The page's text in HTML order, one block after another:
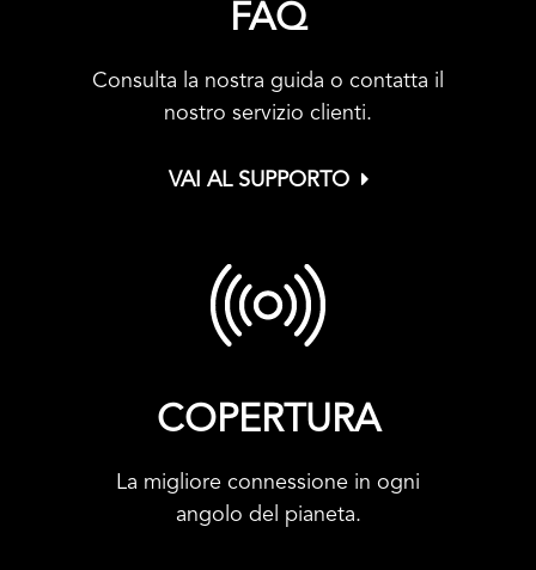
FAQ
Consulta la nostra guida o contatta il
nostro servizio clienti.
VAI AL SUPPORTO
COPERTURA
La migliore connessione in ogni
angolo del pianeta.